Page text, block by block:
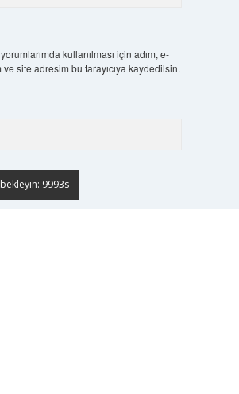
kullanılması için adım, e-
site adresim bu tarayıcıya kaydedilsin.